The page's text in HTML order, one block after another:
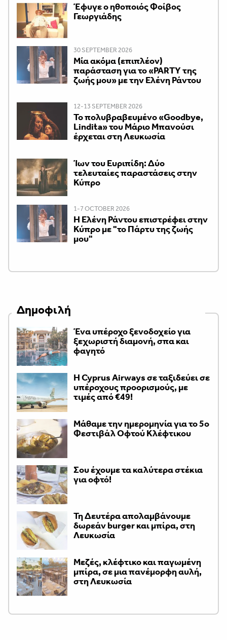
Έφυγε ο ηθοποιός Φοίβος
Γεωργιάδης
30 SEPTEMBER 2026
Μία ακόμα (επιπλέον)
παράσταση για το «PARTY της
ζωής μου» με την Ελένη Ράντου
12-13 SEPTEMBER 2026
Το πολυβραβευμένο «Goodbye,
Lindita» του Μάριο Μπανούσι
έρχεται στη Λευκωσία
Ίων του Ευριπίδη: Δύο
τελευταίες παραστάσεις στην
Κύπρο
1-7 OCTOBER 2026
H Ελένη Ράντου επιστρέφει στην
Κύπρο με "το Πάρτυ της ζωής
μου"
Δημοφιλή
Ένα υπέροχο ξενοδοχείο για
ξεχωριστή διαμονή, σπα και
φαγητό
H Cyprus Airways σε ταξιδεύει σε
υπέροχους προορισμούς, με
τιμές από €49!
Μάθαμε την ημερομηνία για το 5ο
Φεστιβάλ Οφτού Κλέφτικου
Σου έχουμε τα καλύτερα στέκια
για οφτό!
Τη Δευτέρα απολαμβάνουμε
δωρεάν burger και μπίρα, στη
Λευκωσία
Μεζές, κλέφτικο και παγωμένη
μπίρα, σε μια πανέμορφη αυλή,
στη Λευκωσία